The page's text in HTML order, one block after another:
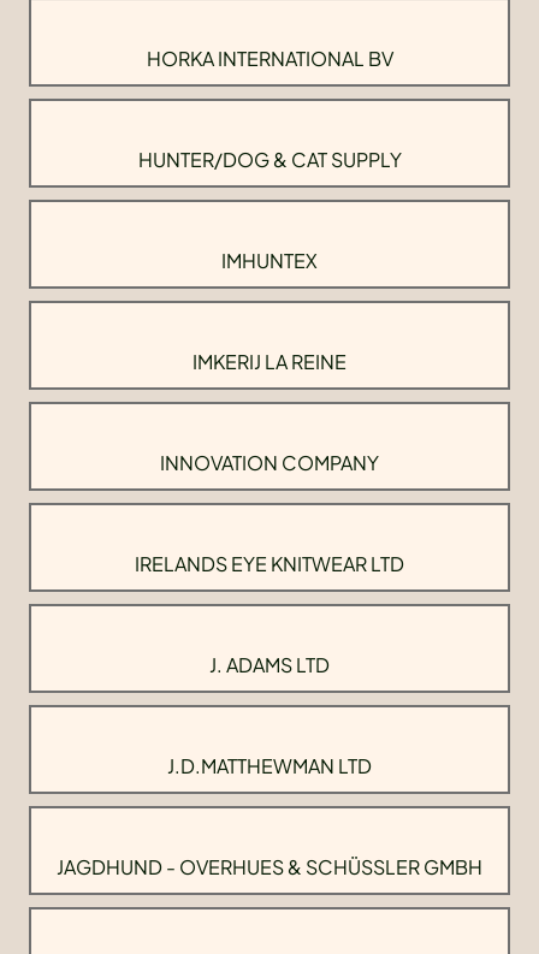
HORKA INTERNATIONAL BV
HUNTER/DOG & CAT SUPPLY
IMHUNTEX
IMKERIJ LA REINE
INNOVATION COMPANY
IRELANDS EYE KNITWEAR LTD
J. ADAMS LTD
J.D.MATTHEWMAN LTD
JAGDHUND - OVERHUES & SCHÜSSLER GMBH